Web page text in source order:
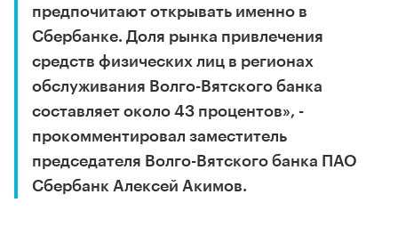
предпочитают открывать именно в
Сбербанке. Доля рынка привлечения
средств физических лиц в регионах
обслуживания Волго-Вятского банка
составляет около 43 процентов», -
прокомментировал заместитель
председателя Волго-Вятского банка ПАО
Сбербанк Алексей Акимов.